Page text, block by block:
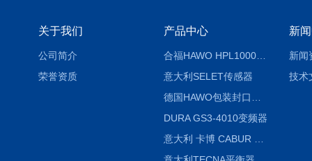
关于我们
公司简介
荣誉资质
产品中心
合福HAWO HPL1000AS封口机
意大利SELET传感器
DURA GS3-4010变频器
新
新闻
技术